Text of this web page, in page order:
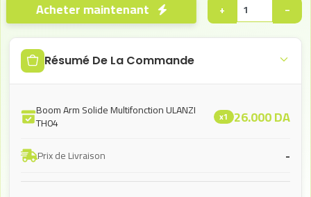
−
+
Résumé De La Commande
Boom Arm Solide Multifonction ULANZI
TH04 x1 26.000DA
Prix de Livraison -